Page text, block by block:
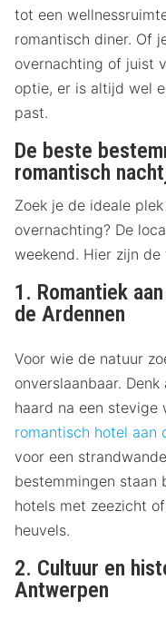
tot een
romantisch diner. Of
overnachting of juist
optie, er is altijd wel
past.
De beste
romantisch
Zoek je de ideale
overnachting? De
weekend. Hier zijn
1. Romantiek
de Ardennen
Voor wie de natuur
onverslaanbaar.
haard na een stevige
romantisch hotel aan
voor een
bestemmingen staan
hotels met zeezicht
heuvels.
2. Cultuur en
Antwerpen